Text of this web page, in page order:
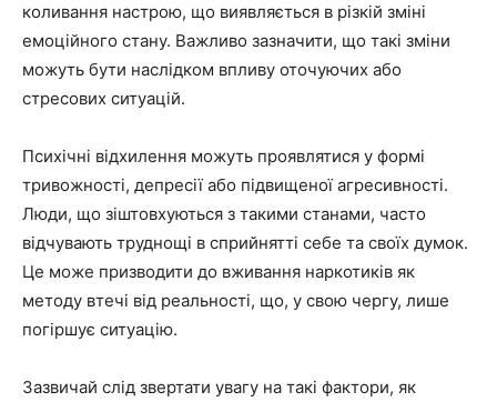
коливання настрою, що виявляється в різкій зміні
емоційного стану. Важливо зазначити, що такі зміни
можуть бути наслідком впливу оточуючих або
стресових ситуацій.
Психічні відхилення можуть проявлятися у формі
тривожності, депресії або підвищеної агресивності.
Люди, що зіштовхуються з такими станами, часто
відчувають труднощі в сприйнятті себе та своїх думок.
Це може призводити до вживання наркотиків як
методу втечі від реальності, що, у свою чергу, лише
погіршує ситуацію.
Зазвичай слід звертати увагу на такі фактори, як